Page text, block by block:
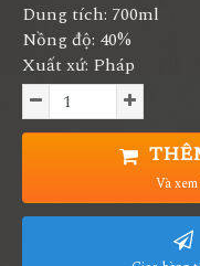
Dung tích: 700ml
Nồng độ: 40%
Xuất xứ: Pháp
Và